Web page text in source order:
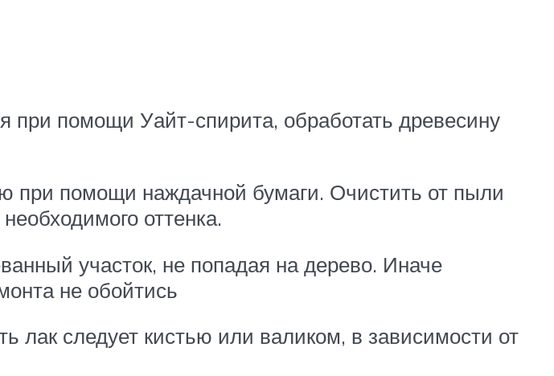
при помощи Уайт-спирита, обработать древесину
при помощи наждачной бумаги. Очистить от пыли
оттенка.
участок, не попадая на дерево. Иначе
не обойтись
лак следует кистью или валиком, в зависимости от